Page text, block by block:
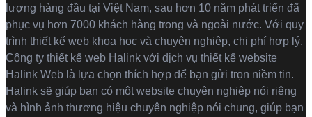
lượng hàng đầu tại Việt Nam, sau hơn 10 năm phát triển đã
phục vụ hơn 7000 khách hàng trong và ngoài nước. Với quy
trình thiết kế web khoa học và chuyên nghiệp, chi phí hợp lý.
Công ty thiết kế web Halink với dịch vụ thiết kế website
Halink Web là lựa chọn thích hợp để bạn gửi trọn niềm tin.
Halink sẽ giúp bạn có một website chuyên nghiệp nói riêng
và hình ảnh thương hiệu chuyên nghiệp nói chung, giúp bạn